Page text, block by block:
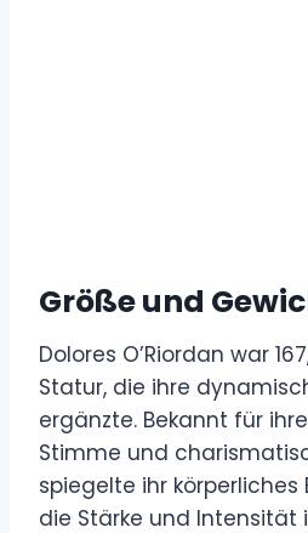
Größe und
Dolores O’Riordan war
Statur, die ihre
ergänzte. Bekannt für
Stimme und
spiegelte ihr körperliches
die Stärke und Intensität